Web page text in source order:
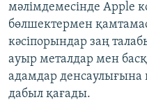
мәлімдемесінде Apple
бөлшектермен
кәсіпорындар заң
ауыр металдар мен
адамдар денсаулығына
дабыл қағады.